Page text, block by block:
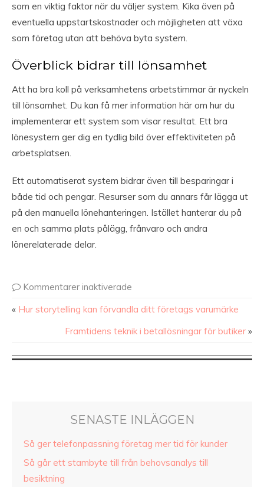
som en viktig faktor när du väljer system. Kika även på
eventuella uppstartskostnader och möjligheten att växa
som företag utan att behöva byta system.
Överblick bidrar till lönsamhet
Att ha bra koll på verksamhetens arbetstimmar är nyckeln
till lönsamhet. Du kan få mer information här om hur du
implementerar ett system som visar resultat. Ett bra
lönesystem ger dig en tydlig bild över effektiviteten på
arbetsplatsen.
Ett automatiserat system bidrar även till besparingar i
både tid och pengar. Resurser som du annars får lägga ut
på den manuella lönehanteringen. Istället hanterar du på
en och samma plats pålägg, frånvaro och andra
lönerelaterade delar.
Kommentarer inaktiverade
« Hur storytelling kan förvandla ditt företags varumärke
Framtidens teknik i betallösningar för butiker »
SENASTE INLÄGGEN
Så ger telefonpassning företag mer tid för kunder
Så går ett stambyte till från behovsanalys till
besiktning